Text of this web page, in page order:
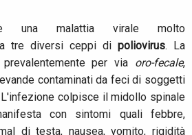
una malattia virale molto
tre diversi ceppi di poliovirus. La
prevalentemente per via oro-fecale,
contaminati da feci di soggetti
colpisce il midollo spinale
con sintomi quali febbre,
di testa, nausea, vomito, rigidità